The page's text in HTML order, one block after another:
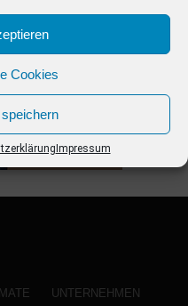
Cookies
Impressum
UNTERNEHMEN